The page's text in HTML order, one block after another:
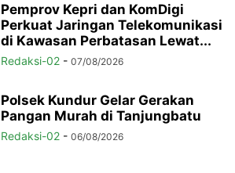
Pemprov Kepri dan KomDigi
Perkuat Jaringan Telekomunikasi
di Kawasan Perbatasan Lewat...
Redaksi-02 - 07/08/2026
Polsek Kundur Gelar Gerakan
Pangan Murah di Tanjungbatu
Redaksi-02 - 06/08/2026